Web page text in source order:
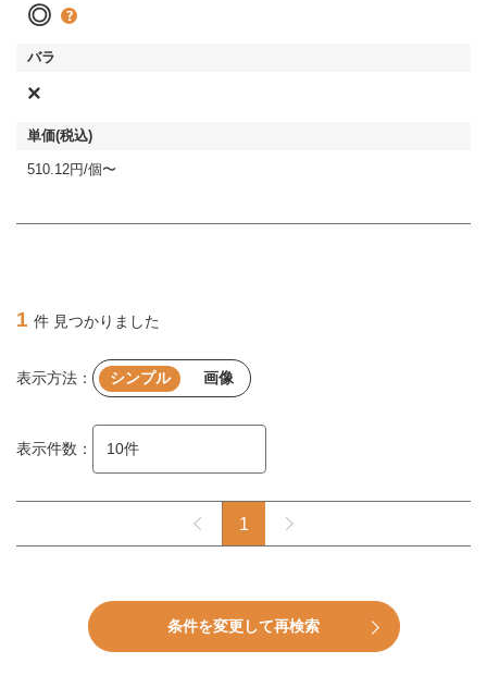
◎
×
510.12円/個〜
1 件 見つかりました
表示方法： シンプル 画像
表示件数：
1
条件を変更して再検索